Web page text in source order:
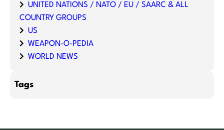
UNITED NATIONS / NATO / EU / SAARC & ALL
COUNTRY GROUPS
US
WEAPON-O-PEDIA
WORLD NEWS
Tags